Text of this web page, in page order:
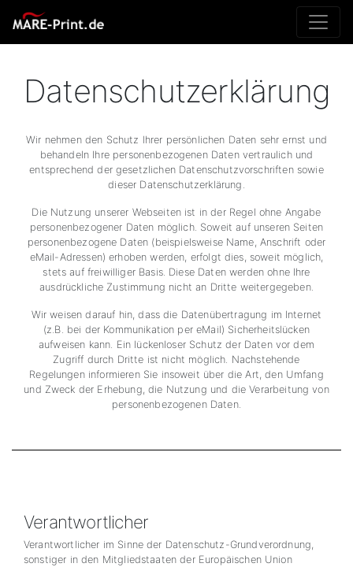
Datenschutzerklärung
Wir nehmen den Schutz Ihrer persönlichen Daten sehr ernst und
behandeln Ihre personenbezogenen Daten vertraulich und
entsprechend der gesetzlichen Datenschutzvorschriften sowie
dieser Datenschutzerklärung.
Die Nutzung unserer Webseiten ist in der Regel ohne Angabe
personenbezogener Daten möglich. Soweit auf unseren Seiten
personenbezogene Daten (beispielsweise Name, Anschrift oder
eMail-Adressen) erhoben werden, erfolgt dies, soweit möglich,
stets auf freiwilliger Basis. Diese Daten werden ohne Ihre
ausdrückliche Zustimmung nicht an Dritte weitergegeben.
Wir weisen darauf hin, dass die Datenübertragung im Internet
(z.B. bei der Kommunikation per eMail) Sicherheitslücken
aufweisen kann. Ein lückenloser Schutz der Daten vor dem
Zugriff durch Dritte ist nicht möglich. Nachstehende
Regelungen informieren Sie insoweit über die Art, den Umfang
und Zweck der Erhebung, die Nutzung und die Verarbeitung von
personenbezogenen Daten.
Verantwortlicher
Verantwortlicher im Sinne der Datenschutz-Grundverordnung,
sonstiger in den Mitgliedstaaten der Europäischen Union